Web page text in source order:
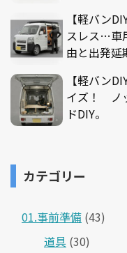
【軽バン
スレス…車
由と出発延
【軽バン
イズ！ ノ
ドDIY。
カテゴリー
01.事前準備 (43)
道具 (30)